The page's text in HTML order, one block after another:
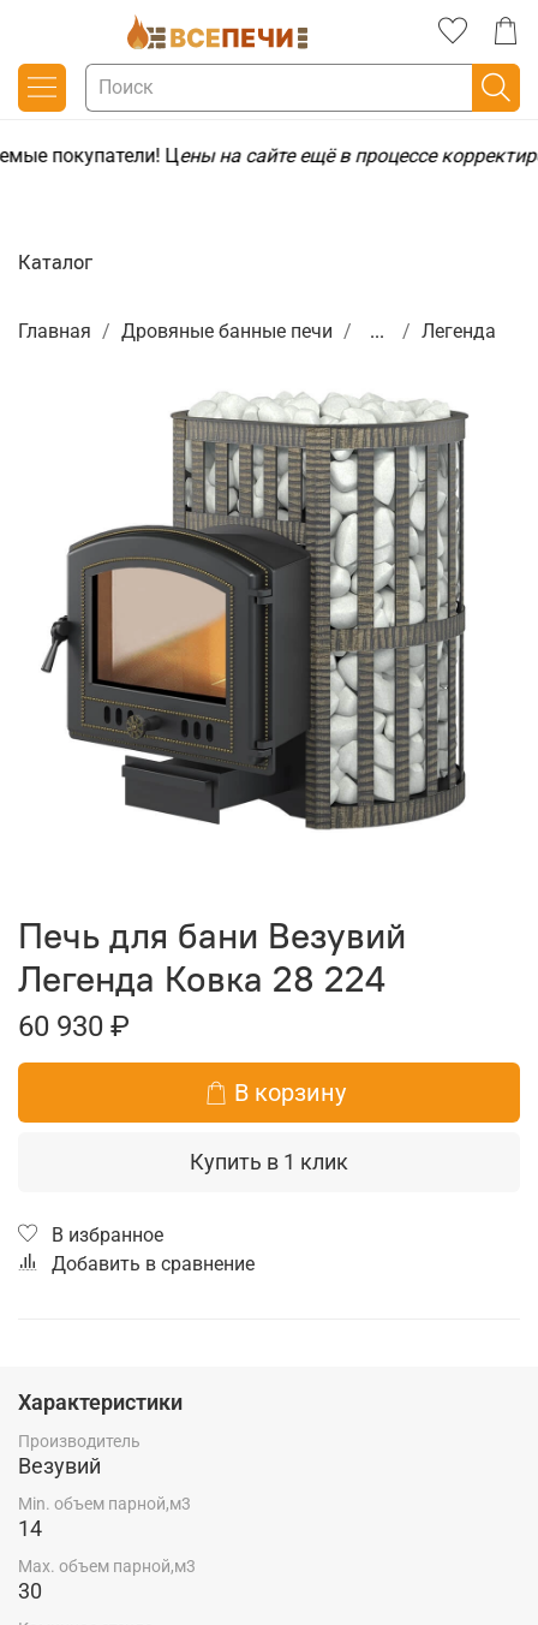
покупатели! Цены на сайте ещё в процессе
Главная Дровяные банные печи ... Легенда
Печь для бани Везувий
Легенда Ковка 28 224
60 930 ₽
В корзину
Купить в 1 клик
В избранное
Добавить в сравнение
Характеристики
Производитель
Везувий
Min. объем парной,м3
14
Max. объем парной,м3
30
Каталог